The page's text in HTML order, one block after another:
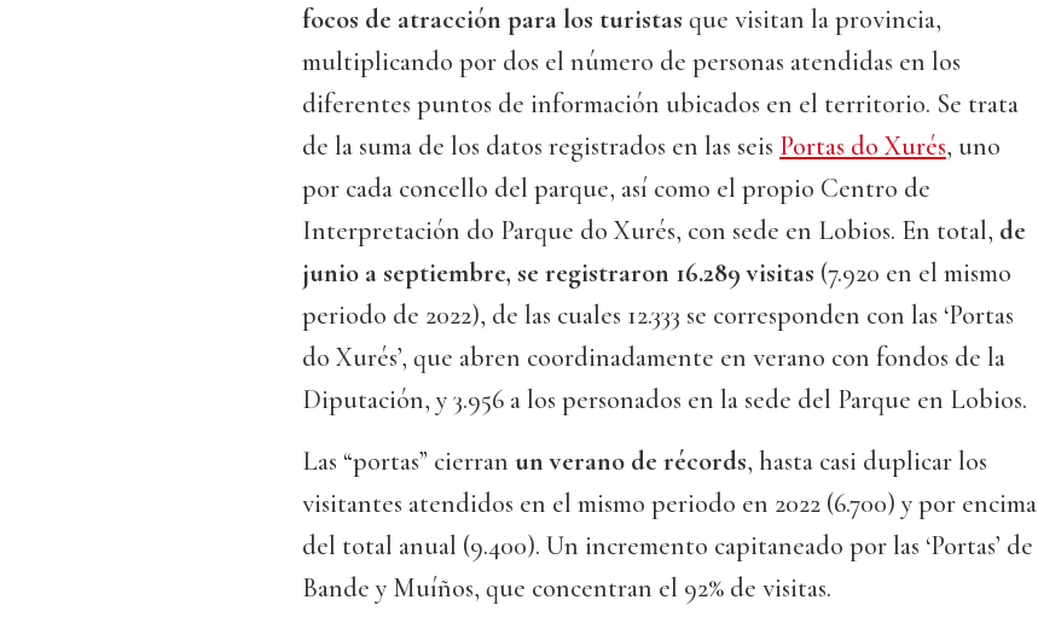
focos de atracción para los turistas que visitan la provincia,
multiplicando por dos el número de personas atendidas en los
diferentes puntos de información ubicados en el territorio. Se trata
de la suma de los datos registrados en las seis Portas do Xurés, uno
por cada concello del parque, así como el propio Centro de
Interpretación do Parque do Xurés, con sede en Lobios. En total, de
junio a septiembre, se registraron 16.289 visitas (7.920 en el mismo
periodo de 2022), de las cuales 12.333 se corresponden con las ‘Portas
do Xurés’, que abren coordinadamente en verano con fondos de la
Diputación, y 3.956 a los personados en la sede del Parque en Lobios.
Las “portas” cierran un verano de récords, hasta casi duplicar los
visitantes atendidos en el mismo periodo en 2022 (6.700) y por encima
del total anual (9.400). Un incremento capitaneado por las ‘Portas’ de
Bande y Muíños, que concentran el 92% de visitas.